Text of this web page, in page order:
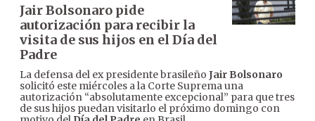
Jair Bolsonaro pide
autorización para recibir la
visita de sus hijos en el Día del
Padre
La defensa del ex presidente brasileño Jair Bolsonaro
solicitó este miércoles a la Corte Suprema una
autorización “absolutamente excepcional” para que tres
de sus hijos puedan visitarlo el próximo domingo con